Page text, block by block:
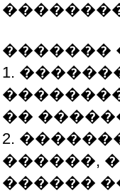
�������
1.
��
2.
������,
������